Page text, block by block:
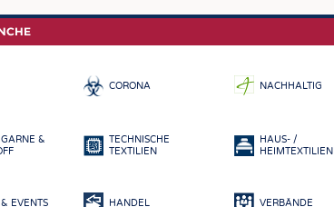
TEXTILE LEADERSHIP
CORONA NACHHALTIG
&
TECHNISCHE
TEXTILIEN
HAUS- /
HEIMTEXTILIEN
EVENTS HANDEL VERBÄNDE